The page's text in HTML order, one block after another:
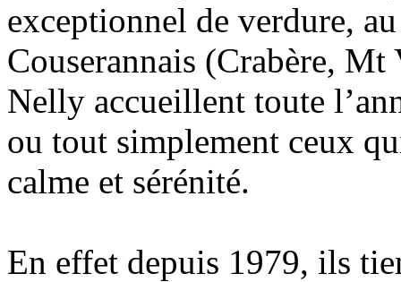
exceptionnel de verdure,
Couserannais (Crabère,
Nelly accueillent toute
ou tout simplement ceux
calme et sérénité.
En effet depuis 1979, ils